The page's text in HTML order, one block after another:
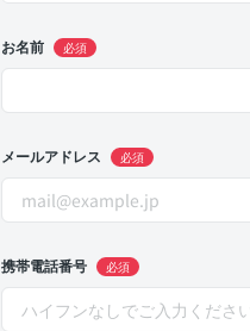
お名前 必須
メールアドレス 必須
携帯電話番号 必須